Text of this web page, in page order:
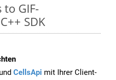
to GIF-
SDK
und CellsApi mit Ihrer Client-